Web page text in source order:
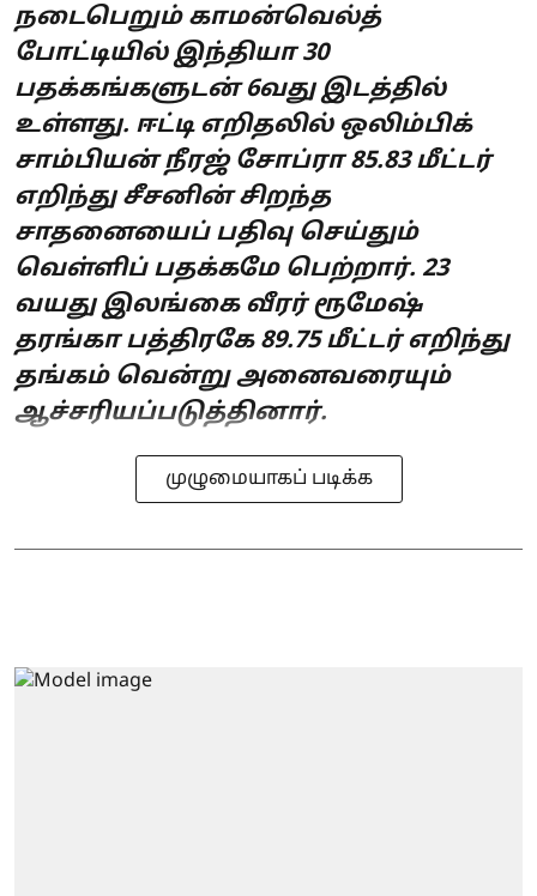
நடைபெறும் காமன்வெல்த்
போட்டியில் இந்தியா 30
பதக்கங்களுடன் 6வது இடத்தில்
உள்ளது. ஈட்டி எறிதலில் ஒலிம்பிக்
சாம்பியன் நீரஜ் சோப்ரா 85.83 மீட்டர்
எறிந்து சீசனின் சிறந்த
சாதனையைப் பதிவு செய்தும்
வெள்ளிப் பதக்கமே பெற்றார். 23
வயது இலங்கை வீரர் ரூமேஷ்
தரங்கா பத்திரகே 89.75 மீட்டர் எறிந்து
தங்கம் வென்று அனைவரையும்
ஆச்சரியப்படுத்தினார்.
முழுமையாகப் படிக்க